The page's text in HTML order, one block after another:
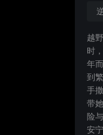
越
时
年
到
手
带
险
安